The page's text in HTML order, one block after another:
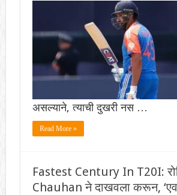
असल्याने, त्याची दुखरी नस …
Read More »
Fastest Century In T20I:
Chauhan ने दाखवला करून,